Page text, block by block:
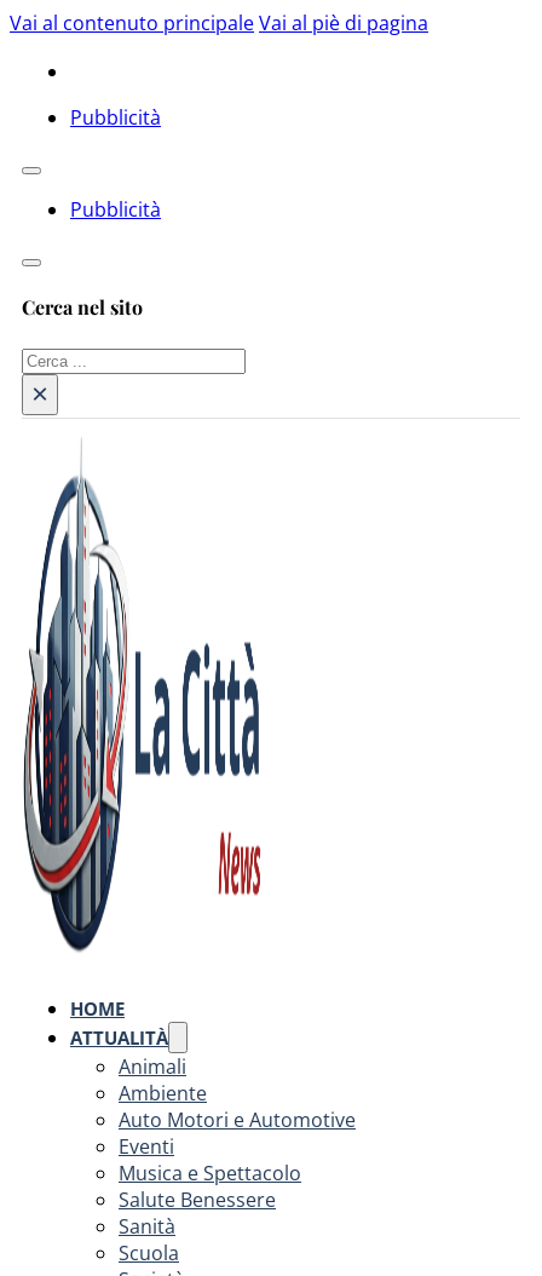
Vai al contenuto principaleVai al piè di pagina
Pubblicità
Pubblicità
Cerca nel sito
Cerca
×
HOME
ATTUALITÀ
Animali
Ambiente
Auto Motori e Automotive
Eventi
Musica e Spettacolo
Salute Benessere
Sanità
Scuola